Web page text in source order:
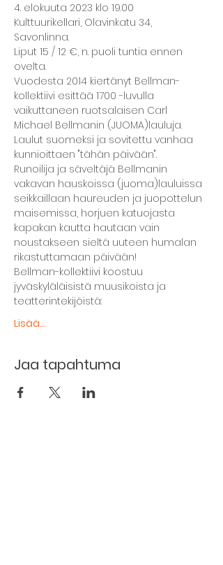
4. elokuuta 2023 klo 19.00
Kulttuurikellari, Olavinkatu 34,
Savonlinna.
Liput 15 / 12 €, n. puoli tuntia ennen
ovelta.
Vuodesta 2014 kiertänyt Bellman-
kollektiivi esittää 1700 -luvulla
vaikuttaneen ruotsalaisen Carl
Michael Bellmanin (JUOMA)lauluja.
Laulut suomeksi ja sovitettu vanhaa
kunnioittaen "tähän päivään".
Runoilija ja säveltäjä Bellmanin
vakavan hauskoissa (juoma)lauluissa
seikkaillaan haureuden ja juopottelun
maisemissa, horjuen katuojasta
kapakan kautta hautaan vain
noustakseen sieltä uuteen humalan
rikastuttamaan päivään!
Bellman-kollektiivi koostuu
jyväskyläläisistä muusikoista ja
teatterintekijöistä:
Lisää...
Jaa tapahtuma